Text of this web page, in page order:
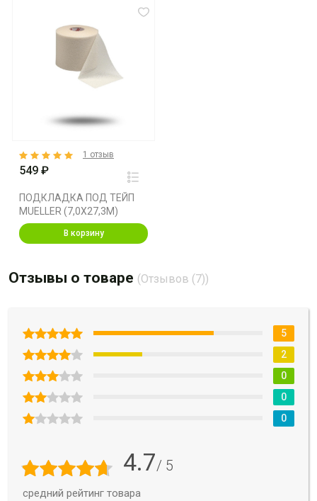
549 ₽
ПОДКЛАДКА ПОД ТЕЙП
MUELLER (7,0X27,3M)
1 отзыв
В корзину
Отзывы о товаре (Отзывов (7))
4.7/ 5
средний рейтинг товара
5
2
0
0
0